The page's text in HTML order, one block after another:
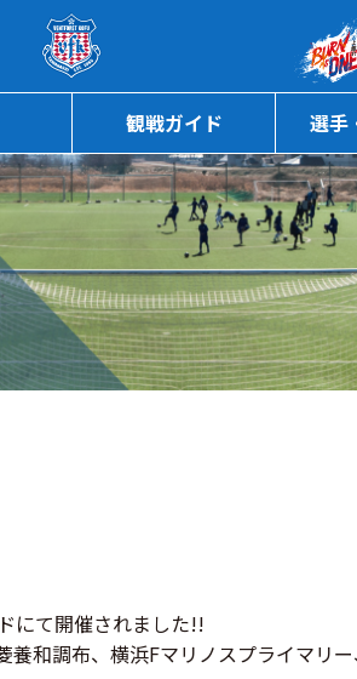
ページの本文へ
観戦ガイド 選手
にて開催されました!!
養和調布、横浜Fマリノスプライマ